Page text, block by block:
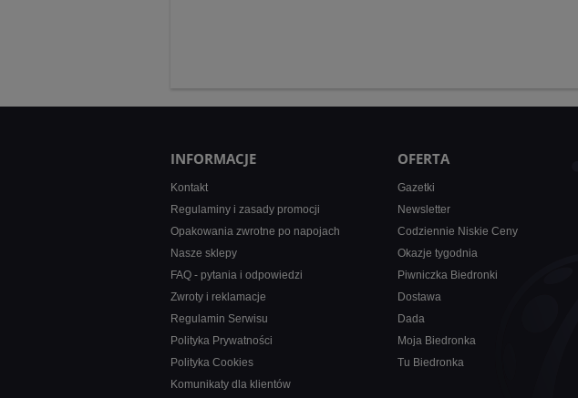
INFORMACJE
Kontakt
Regulaminy i zasady promocji
Opakowania zwrotne po napojach
Nasze sklepy
FAQ - pytania i odpowiedzi
Zwroty i reklamacje
Regulamin Serwisu
Polityka Prywatności
Polityka Cookies
Komunikaty dla klientów
OFERTA
Gazetki
Newsletter
Codziennie Niskie Ceny
Okazje tygodnia
Piwniczka Biedronki
Dostawa
Dada
Moja Biedronka
Tu Biedronka